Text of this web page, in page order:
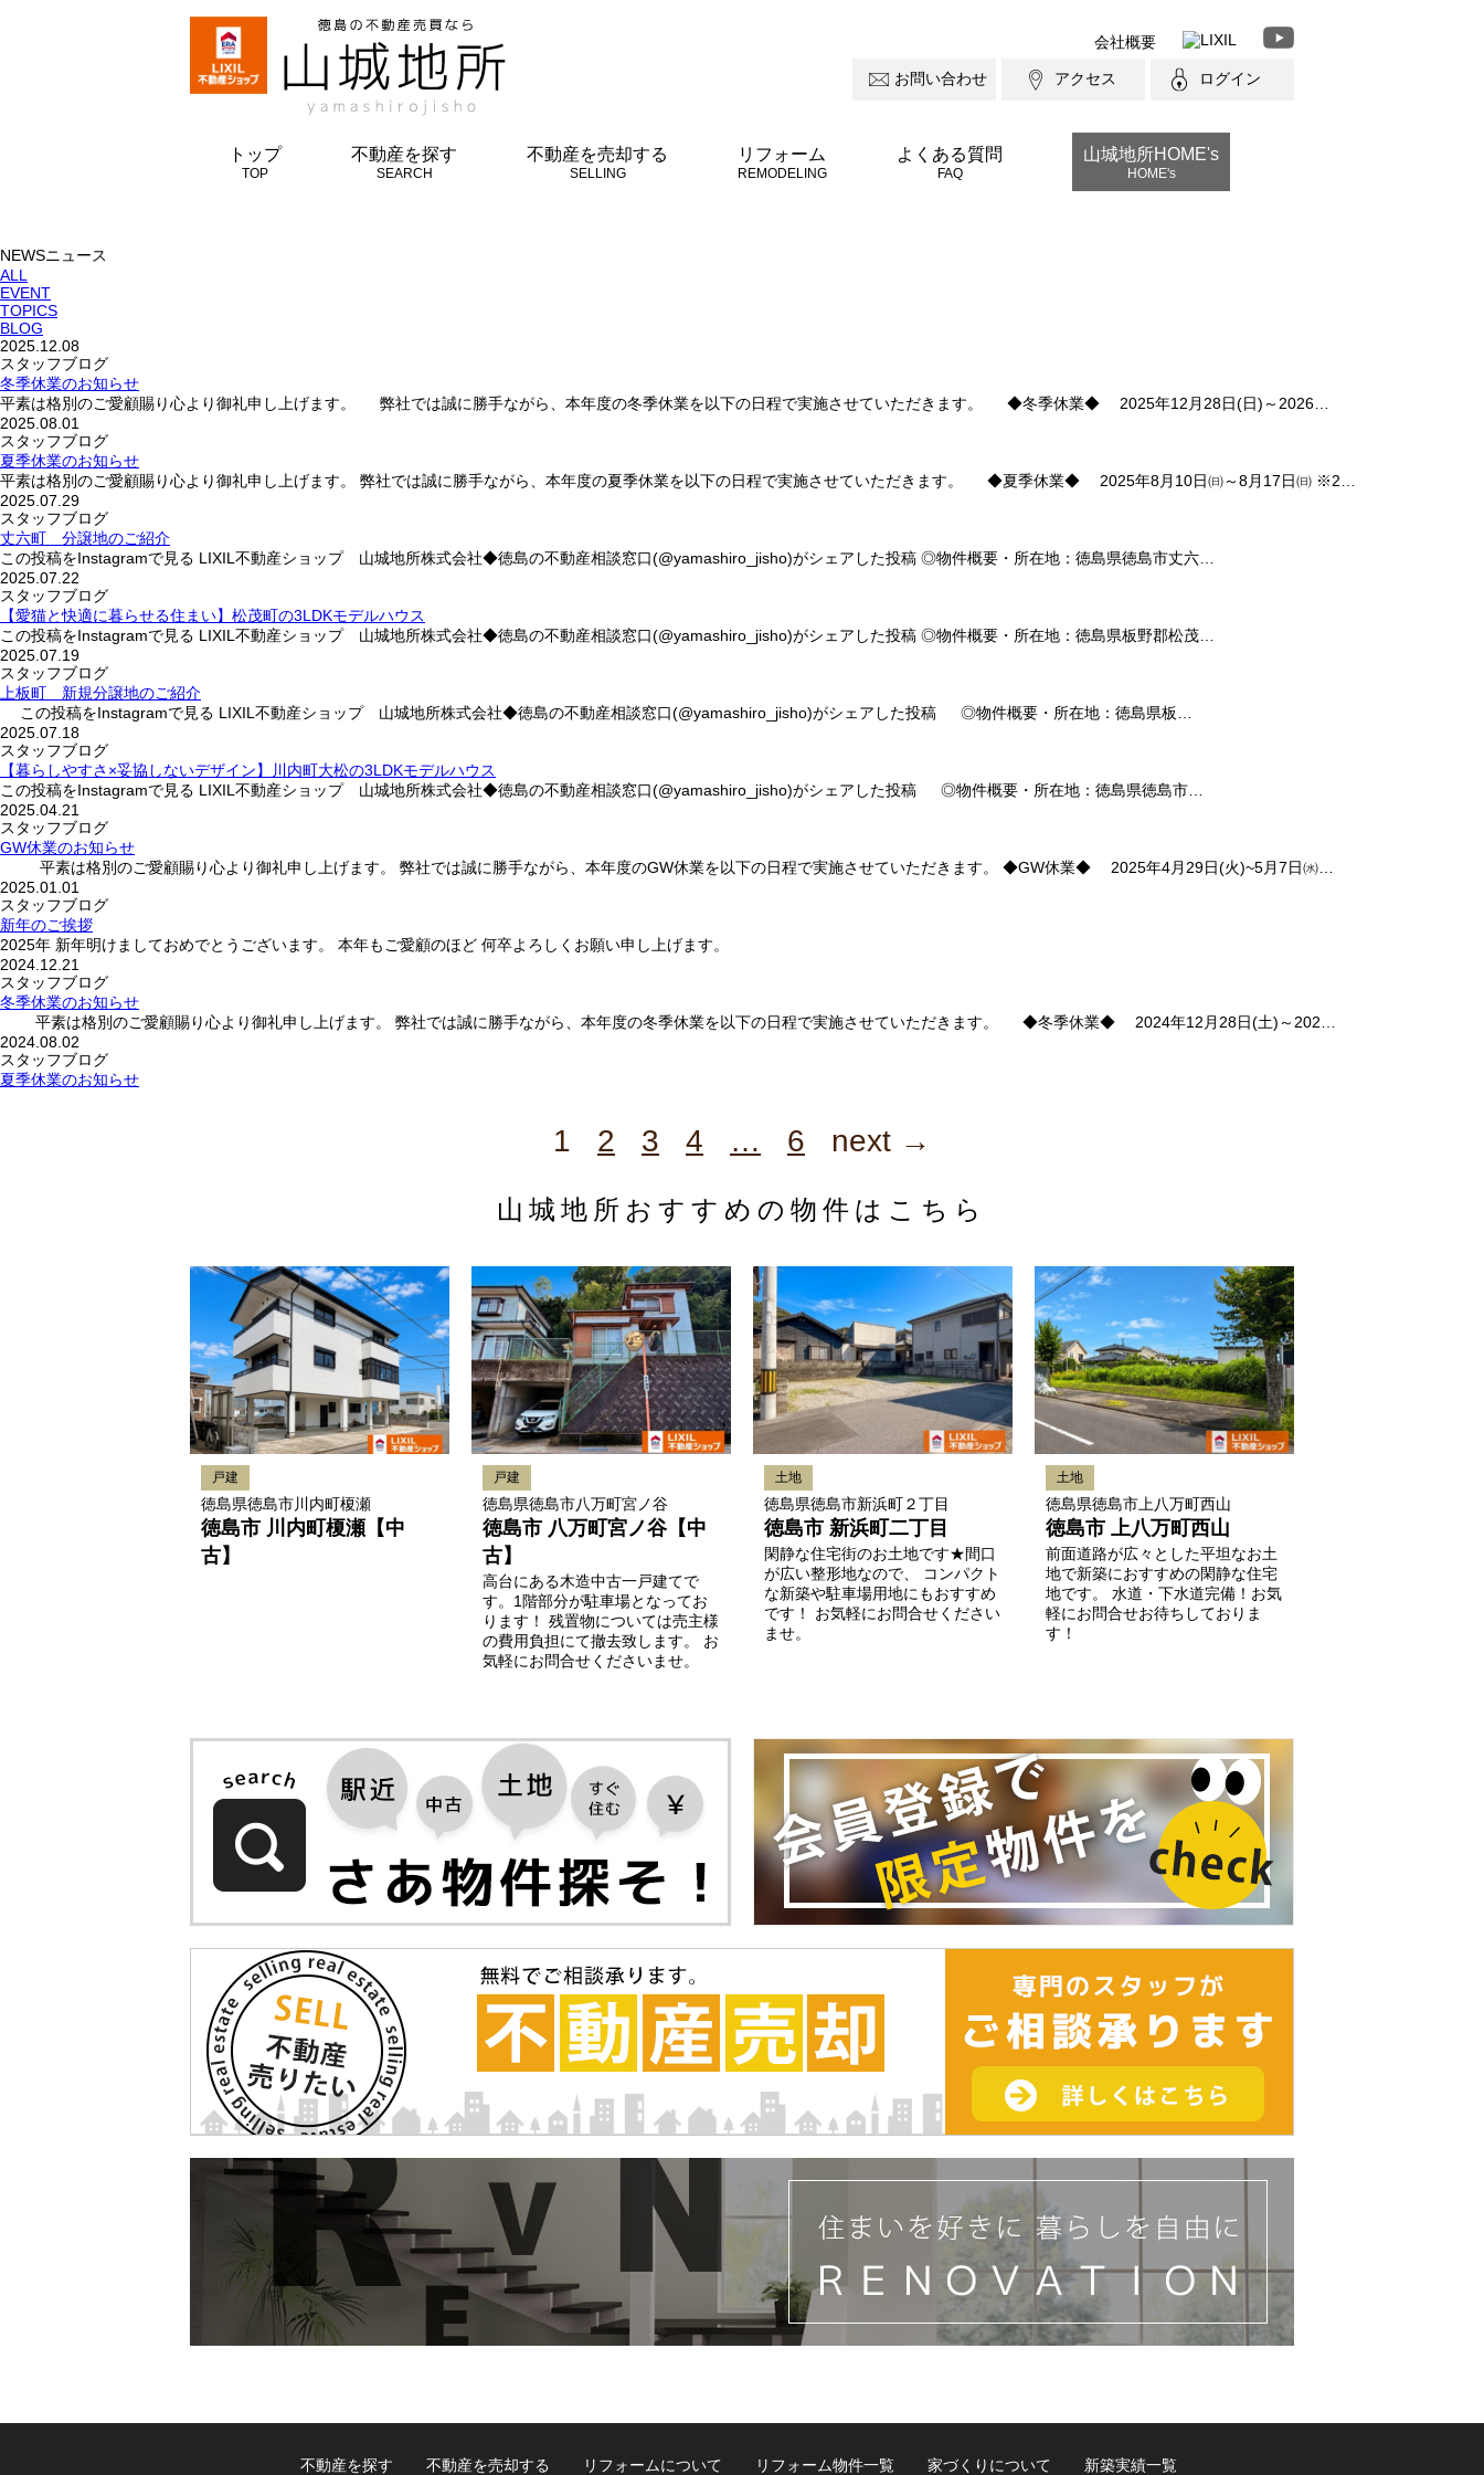
会社概要
お問い合わせ アクセス ログイン
トップ
TOP
不動産を探す
SEARCH
不動産を売却する
SELLING
リフォーム
REMODELING
よくある質問
FAQ
山城地所HOME's
HOME's
NEWSニュース
ALL
EVENT
TOPICS
BLOG
2025.12.08
スタッフブログ
冬季休業のお知らせ
平素は格別のご愛顧賜り心より御礼申し上げます。 弊社では誠に勝手ながら、本年度の冬季休業を以下の日程で実施させていただきます。 ◆冬季休業◆ 2025年12月28日(日)～2026…
2025.08.01
スタッフブログ
夏季休業のお知らせ
平素は格別のご愛顧賜り心より御礼申し上げます。 弊社では誠に勝手ながら、本年度の夏季休業を以下の日程で実施させていただきます。 ◆夏季休業◆ 2025年8月10日㈰～8月17日㈰ ※2…
2025.07.29
スタッフブログ
丈六町 分譲地のご紹介
この投稿をInstagramで見る LIXIL不動産ショップ 山城地所株式会社◆徳島の不動産相談窓口(@yamashiro_jisho)がシェアした投稿 ◎物件概要・所在地：徳島県徳島市丈六…
2025.07.22
スタッフブログ
【愛猫と快適に暮らせる住まい】松茂町の3LDKモデルハウス
この投稿をInstagramで見る LIXIL不動産ショップ 山城地所株式会社◆徳島の不動産相談窓口(@yamashiro_jisho)がシェアした投稿 ◎物件概要・所在地：徳島県板野郡松茂…
2025.07.19
スタッフブログ
上板町 新規分譲地のご紹介
この投稿をInstagramで見る LIXIL不動産ショップ 山城地所株式会社◆徳島の不動産相談窓口(@yamashiro_jisho)がシェアした投稿 ◎物件概要・所在地：徳島県板…
2025.07.18
スタッフブログ
【暮らしやすさ×妥協しないデザイン】川内町大松の3LDKモデルハウス
この投稿をInstagramで見る LIXIL不動産ショップ 山城地所株式会社◆徳島の不動産相談窓口(@yamashiro_jisho)がシェアした投稿 ◎物件概要・所在地：徳島県徳島市…
2025.04.21
スタッフブログ
GW休業のお知らせ
平素は格別のご愛顧賜り心より御礼申し上げます。 弊社では誠に勝手ながら、本年度のGW休業を以下の日程で実施させていただきます。 ◆GW休業◆ 2025年4月29日(火)~5月7日㈬…
2025.01.01
スタッフブログ
新年のご挨拶
2025年 新年明けましておめでとうございます。 本年もご愛顧のほど 何卒よろしくお願い申し上げます。
2024.12.21
スタッフブログ
冬季休業のお知らせ
平素は格別のご愛顧賜り心より御礼申し上げます。 弊社では誠に勝手ながら、本年度の冬季休業を以下の日程で実施させていただきます。 ◆冬季休業◆ 2024年12月28日(土)～202…
2024.08.02
スタッフブログ
夏季休業のお知らせ
1 2 3 4 … 6 next →
山城地所おすすめの 物件はこちら
戸建
徳島県徳島市川内町榎瀬
徳島市 川内町榎瀬【中
古】
戸建
徳島県徳島市八万町宮ノ谷
徳島市 八万町宮ノ谷【中
古】
高台にある木造中古一戸建てで
す。1階部分が駐車場となってお
ります！ 残置物については売主様
の費用負担にて撤去致します。 お
気軽にお問合せくださいませ。
土地
徳島県徳島市新浜町２丁目
徳島市 新浜町二丁目
閑静な住宅街のお土地です★間口
が広い整形地なので、 コンパクト
な新築や駐車場用地にもおすすめ
です！ お気軽にお問合せください
ませ。
土地
徳島県徳島市上八万町西山
徳島市 上八万町西山
前面道路が広々とした平坦なお土
地で新築におすすめの閑静な住宅
地です。 水道・下水道完備！お気
軽にお問合せお待ちしておりま
す！
不動産を探す 不動産を売却する リフォームについて リフォーム物件一覧 家づくりについて 新築実績一覧